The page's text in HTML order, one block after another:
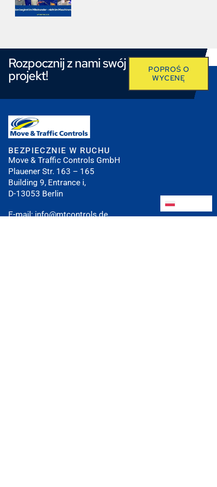
Rozpocznij z nami swój
projekt!
POPROŚ O
WYCENĘ
BEZPIECZNIE W RUCHU
Move & Traffic Controls GmbH
Plauener Str. 163 – 165
Building 9, Entrance i,
D-13053 Berlin
E-mail:info@mtcontrols.de